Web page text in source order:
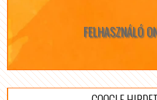
FELHASZNÁLÓ